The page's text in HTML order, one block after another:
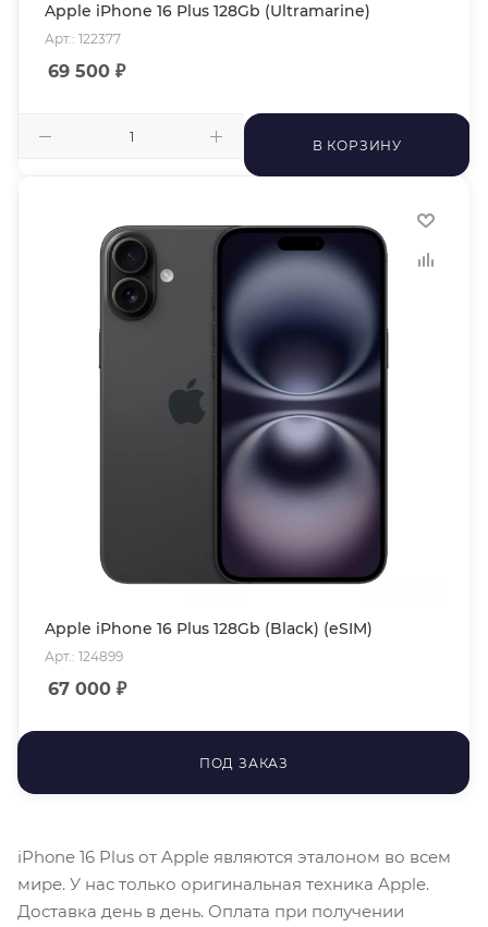
Apple iPhone 16 Plus 128Gb (Ultramarine)
Арт.: 122377
69 500 ₽
В КОРЗИНУ
Apple iPhone 16 Plus 128Gb (Black) (eSIM)
Арт.: 124899
67 000 ₽
ПОД ЗАКАЗ
iPhone 16 Plus от Apple являются эталоном во всем
мире. У нас только оригинальная техника Apple.
Доставка день в день. Оплата при получении